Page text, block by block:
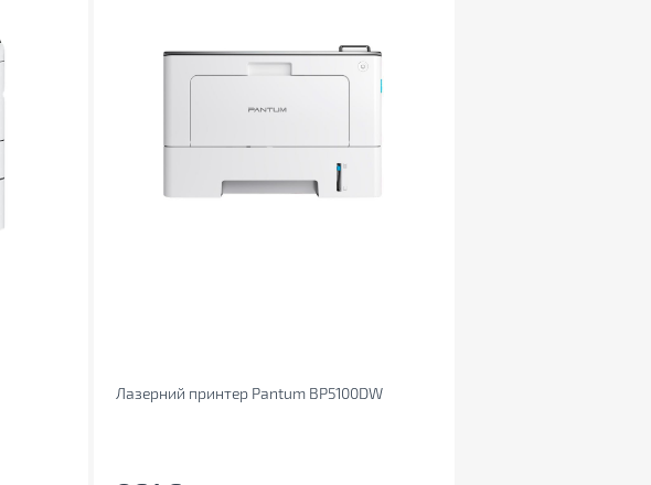
Лазерний принтер Pantum BP5100DW